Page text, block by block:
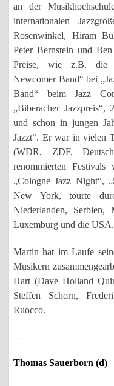
an der
internationalen
Rosenwinkel, Hiram
Peter Bernstein und
Preise, wie z.B. die
Newcomer Band“ bei
Band“ beim Jazz
„Biberacher
und schon in jungen
Jazzt“. Er war in vielen
(WDR, ZDF,
renommierten Festivals
„Cologne Jazz Night“,
New York, tourte
Niederlanden, Serbien,
Luxemburg und die USA.
Martin hat im Laufe
Musikern
Hart (Dave Holland
Steffen Schorn,
Ruocco.
—-
Thomas Sauerborn (d)